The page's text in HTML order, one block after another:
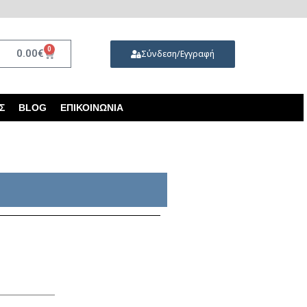
0.00€ 0 Σύνδεση/Εγγραφή
BLOG ΕΠΙΚΟΙΝΩΝΊΑ